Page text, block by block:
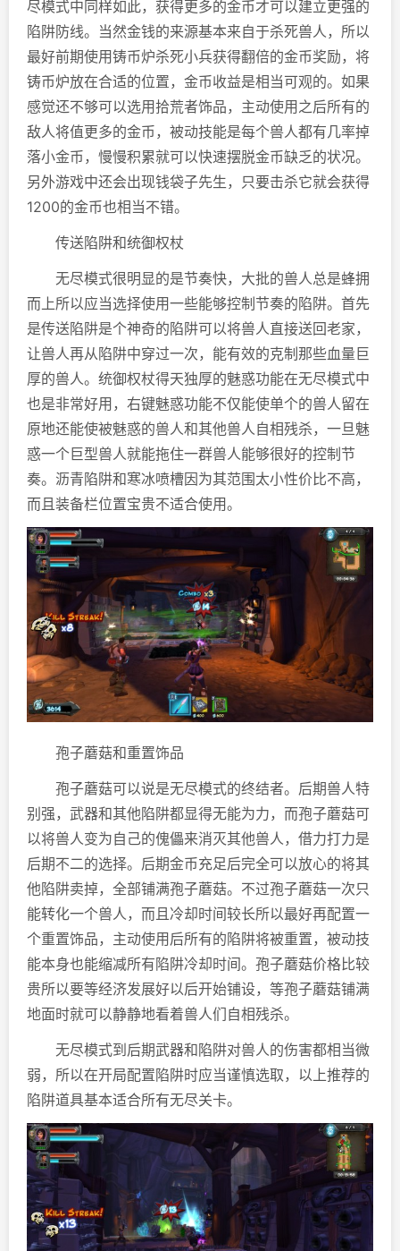
尽模式中同样如此，获得更多的金币才可以建立更强的
陷阱防线。当然金钱的来源基本来自于杀死兽人，所以
最好前期使用铸币炉杀死小兵获得翻倍的金币奖励，将
铸币炉放在合适的位置，金币收益是相当可观的。如果
感觉还不够可以选用拾荒者饰品，主动使用之后所有的
敌人将值更多的金币，被动技能是每个兽人都有几率掉
落小金币，慢慢积累就可以快速摆脱金币缺乏的状况。
另外游戏中还会出现钱袋子先生，只要击杀它就会获得
1200的金币也相当不错。
传送陷阱和统御权杖
无尽模式很明显的是节奏快，大批的兽人总是蜂拥
而上所以应当选择使用一些能够控制节奏的陷阱。首先
是传送陷阱是个神奇的陷阱可以将兽人直接送回老家，
让兽人再从陷阱中穿过一次，能有效的克制那些血量巨
厚的兽人。统御权杖得天独厚的魅惑功能在无尽模式中
也是非常好用，右键魅惑功能不仅能使单个的兽人留在
原地还能使被魅惑的兽人和其他兽人自相残杀，一旦魅
惑一个巨型兽人就能拖住一群兽人能够很好的控制节
奏。沥青陷阱和寒冰喷槽因为其范围太小性价比不高，
而且装备栏位置宝贵不适合使用。
孢子蘑菇和重置饰品
孢子蘑菇可以说是无尽模式的终结者。后期兽人特
别强，武器和其他陷阱都显得无能为力，而孢子蘑菇可
以将兽人变为自己的傀儡来消灭其他兽人，借力打力是
后期不二的选择。后期金币充足后完全可以放心的将其
他陷阱卖掉，全部铺满孢子蘑菇。不过孢子蘑菇一次只
能转化一个兽人，而且冷却时间较长所以最好再配置一
个重置饰品，主动使用后所有的陷阱将被重置，被动技
能本身也能缩减所有陷阱冷却时间。孢子蘑菇价格比较
贵所以要等经济发展好以后开始铺设，等孢子蘑菇铺满
地面时就可以静静地看着兽人们自相残杀。
无尽模式到后期武器和陷阱对兽人的伤害都相当微
弱，所以在开局配置陷阱时应当谨慎选取，以上推荐的
陷阱道具基本适合所有无尽关卡。